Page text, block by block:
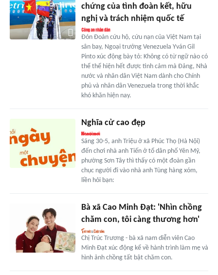
chứng của tình đoàn kết, hữu
nghị và trách nhiệm quốc tế
Đón Đoàn cứu hộ, cứu nạn của Việt Nam tại
sân bay, Ngoại trưởng Venezuela Yván Gil
Pinto xúc động bày tỏ: Không có từ ngữ nào có
thể thể hiện hết được tình cảm mà Đảng, Nhà
nước và nhân dân Việt Nam dành cho Chính
phủ và nhân dân Venezuela trong thời khắc
khó khăn hiện nay.
Nghĩa cử cao đẹp
Sáng 30-5, anh Triệu ở xã Phúc Thọ (Hà Nội)
đến chơi nhà anh Tiến ở tổ dân phố Yên Mỹ,
phường Sơn Tây thì thấy có một đoàn gần
chục người đi vào nhà anh Tùng hàng xóm,
liền hỏi bạn:
Bà xã Cao Minh Đạt: 'Nhìn chồng
chăm con, tôi càng thương hơn'
Chị Trúc Trương - bà xã nam diễn viên Cao
Minh Đạt xúc động kể về hành trình làm mẹ và
hình ảnh chồng tất bật chăm con.